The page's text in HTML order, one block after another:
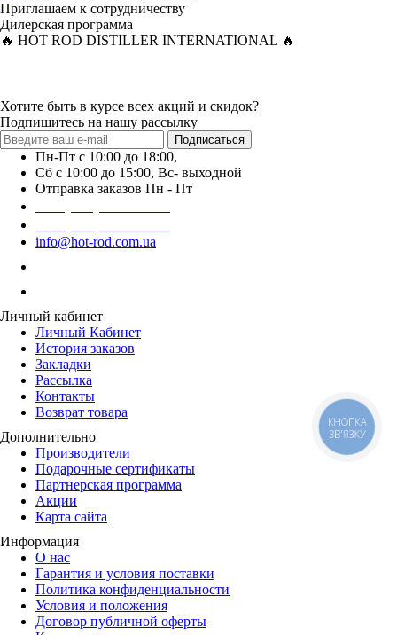
Приглашаем к сотрудничеству
Дилерская программа
🔥 HOT ROD DISTILLER INTERNATIONAL 🔥
Хотите быть в курсе всех акций и скидок?
Подпишитесь на нашу рассылку
Подписаться
Пн-Пт с 10:00 до 18:00,
Сб с 10:00 до 15:00, Вс- выходной
Отправка заказов Пн - Пт
info@hot-rod.com.ua
Личный кабинет
Личный Кабинет
История заказов
Закладки
Рассылка
Контакты
Возврат товара
Дополнительно
Производители
Подарочные сертификаты
Партнерская программа
Акции
Карта сайта
Информация
О нас
Гарантия и условия поставки
Политика конфиденциальности
Условия и положения
Договор публичной оферты
КНОПКА
ЗВ'ЯЗКУ